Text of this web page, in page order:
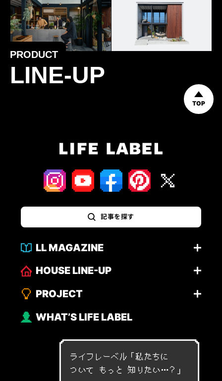
PRODUCT
LINE-UP
TOP
記事を探す
LL MAGAZINE
HOUSE LINE-UP
PROJECT
WHAT’S LIFE LABEL
ライフレーベル「私 たちに
つ いて も っ と 知 り た い…？ 」